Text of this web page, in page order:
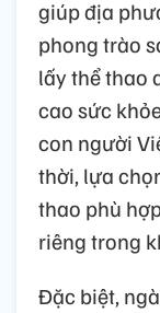
giúp địa
phong trào
lấy thể thao
cao sức
con người
thời, lựa
thao phù
riêng trong
Đặc biệt,